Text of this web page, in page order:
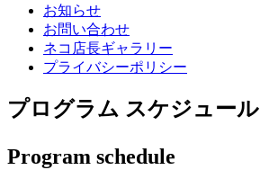
お知らせ
お問い合わせ
ネコ店長ギャラリー
プライバシーポリシー
プログラム スケジュール
Program schedule